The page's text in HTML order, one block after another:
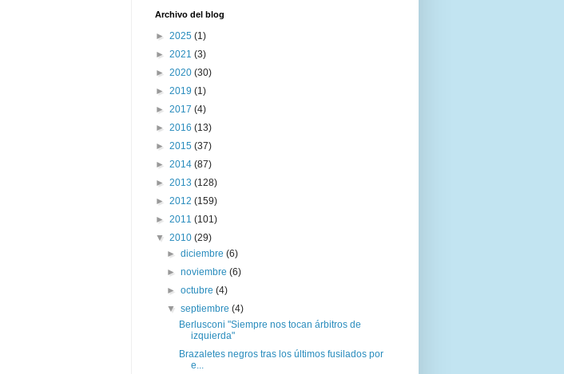
Archivo del blog
► 2025 (1)
► 2021 (3)
► 2020 (30)
► 2019 (1)
► 2017 (4)
► 2016 (13)
► 2015 (37)
► 2014 (87)
► 2013 (128)
► 2012 (159)
► 2011 (101)
▼ 2010 (29)
►diciembre(6)
►noviembre(6)
►octubre(4)
▼septiembre(4)
Berlusconi "Siempre nos tocan árbitros de
izquierda"
Brazaletes negros tras los últimos fusilados por
e...